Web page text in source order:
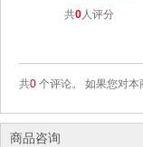
共0人评分
共0 个评论。 如果您对
商品咨询